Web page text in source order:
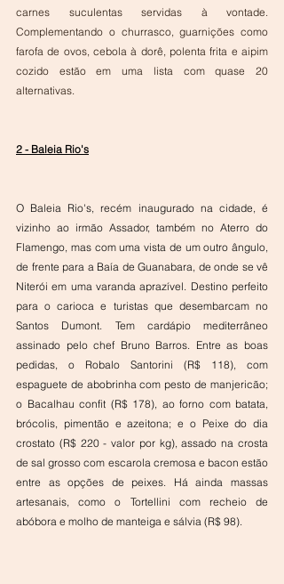
carnes suculentas servidas à vontade.
Complementando o churrasco, guarnições como
farofa de ovos, cebola à dorê, polenta frita e aipim
cozido estão em uma lista com quase 20
alternativas.
2 - Baleia Rio's
O Baleia Rio's, recém inaugurado na cidade, é
vizinho ao irmão Assador, também no Aterro do
Flamengo, mas com uma vista de um outro ângulo,
de frente para a Baía de Guanabara, de onde se vê
Niterói em uma varanda aprazível. Destino perfeito
para o carioca e turistas que desembarcam no
Santos Dumont. Tem cardápio mediterrâneo
assinado pelo chef Bruno Barros. Entre as boas
pedidas, o Robalo Santorini (R$ 118), com
espaguete de abobrinha com pesto de manjericão;
o Bacalhau confit (R$ 178), ao forno com batata,
brócolis, pimentão e azeitona; e o Peixe do dia
crostato (R$ 220 - valor por kg), assado na crosta
de sal grosso com escarola cremosa e bacon estão
entre as opções de peixes. Há ainda massas
artesanais, como o Tortellini com recheio de
abóbora e molho de manteiga e sálvia (R$ 98).